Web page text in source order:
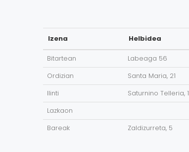
Izena Helbidea
Bitartean Labeaga 56
Ordizian
Santa Maria, 21
Ilinti
Saturnino Telleria, 1
Lazkaon
Bareak
Zaldizurreta, 5